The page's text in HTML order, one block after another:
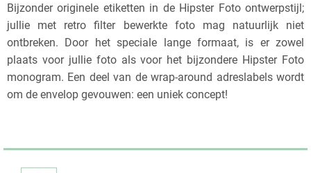
Bijzonder originele etiketten in de Hipster Foto ontwerpstijl;
jullie met retro filter bewerkte foto mag natuurlijk niet
ontbreken. Door het speciale lange formaat, is er zowel
plaats voor jullie foto als voor het bijzondere Hipster Foto
monogram. Een deel van de wrap-around adreslabels wordt
om de envelop gevouwen: een uniek concept!